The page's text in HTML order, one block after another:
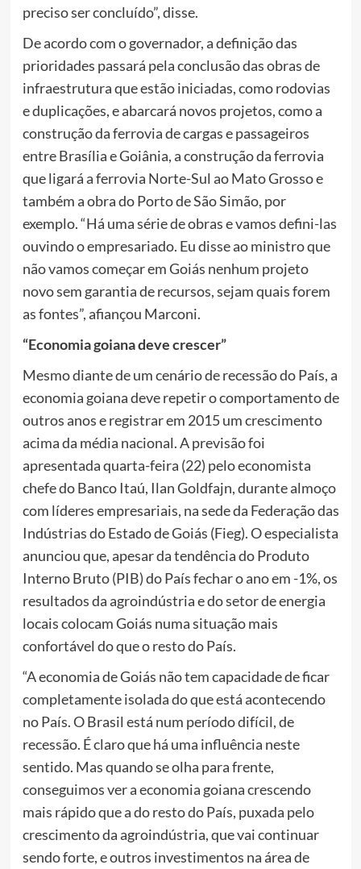
preciso ser concluído”, disse.
De acordo com o governador, a definição das
prioridades passará pela conclusão das obras de
infraestrutura que estão iniciadas, como rodovias
e duplicações, e abarcará novos projetos, como a
construção da ferrovia de cargas e passageiros
entre Brasília e Goiânia, a construção da ferrovia
que ligará a ferrovia Norte-Sul ao Mato Grosso e
também a obra do Porto de São Simão, por
exemplo. “Há uma série de obras e vamos defini-las
ouvindo o empresariado. Eu disse ao ministro que
não vamos começar em Goiás nenhum projeto
novo sem garantia de recursos, sejam quais forem
as fontes”, afiançou Marconi.
“Economia goiana deve crescer”
Mesmo diante de um cenário de recessão do País, a
economia goiana deve repetir o comportamento de
outros anos e registrar em 2015 um crescimento
acima da média nacional. A previsão foi
apresentada quarta-feira (22) pelo economista
chefe do Banco Itaú, Ilan Goldfajn, durante almoço
com líderes empresariais, na sede da Federação das
Indústrias do Estado de Goiás (Fieg). O especialista
anunciou que, apesar da tendência do Produto
Interno Bruto (PIB) do País fechar o ano em -1%, os
resultados da agroindústria e do setor de energia
locais colocam Goiás numa situação mais
confortável do que o resto do País.
“A economia de Goiás não tem capacidade de ficar
completamente isolada do que está acontecendo
no País. O Brasil está num período difícil, de
recessão. É claro que há uma influência neste
sentido. Mas quando se olha para frente,
conseguimos ver a economia goiana crescendo
mais rápido que a do resto do País, puxada pelo
crescimento da agroindústria, que vai continuar
sendo forte, e outros investimentos na área de